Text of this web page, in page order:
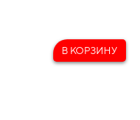
В КОРЗИНУ